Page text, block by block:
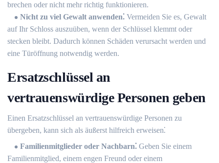
brechen oder nicht mehr richtig funktionieren.​
Nicht zu viel Gewalt anwenden⁚ Vermeiden Sie es, Gewalt
auf Ihr Schloss auszuüben, wenn der Schlüssel klemmt oder
stecken bleibt. Dadurch können Schäden verursacht werden und
eine Türöffnung notwendig werden.​
Ersatzschlüssel an
vertrauenswürdige Personen geben
Einen Ersatzschlüssel an vertrauenswürdige Personen zu
übergeben, kann sich als äußerst hilfreich erweisen⁚
Familienmitglieder oder Nachbarn⁚ Geben Sie einem
Familienmitglied, einem engen Freund oder einem